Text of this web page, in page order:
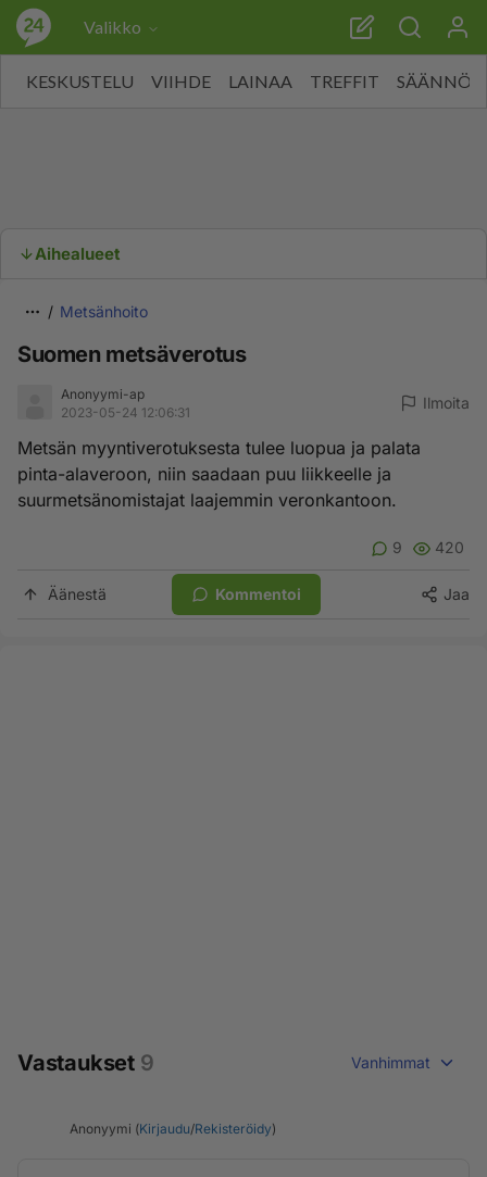
Valikko
KESKUSTELU VIIHDE LAINAA TREFFIT SÄÄNNÖT
Aihealueet
Metsänhoito
Suomen metsäverotus
Anonyymi-ap
2023-05-24 12:06:31
Ilmoita
Metsän myyntiverotuksesta tulee luopua ja palata
pinta-alaveroon, niin saadaan puu liikkeelle ja
suurmetsänomistajat laajemmin veronkantoon.
9 420
Äänestä Kommentoi Jaa
Vastaukset 9 Vanhimmat
Anonyymi (Kirjaudu/Rekisteröidy)